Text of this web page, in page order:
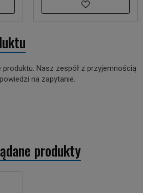
Nasz zespół z przyjemnością
na zapytanie.
produkty